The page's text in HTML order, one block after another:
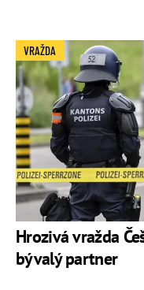
Hrozivá vražda
bývalý partner
VRAŽDA